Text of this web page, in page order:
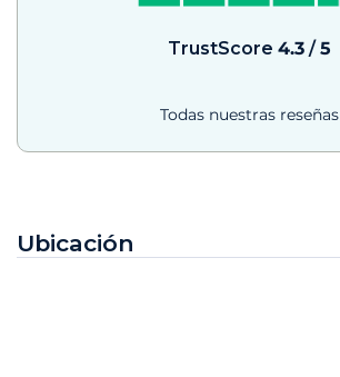
TrustScore 4.3/5
Todas nuestras reseñas
Ubicación